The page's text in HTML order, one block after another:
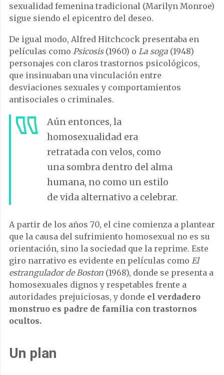
sexualidad femenina tradicional (Marilyn Monroe)
sigue siendo el epicentro del deseo.
De igual modo, Alfred Hitchcock presentaba en
películas como Psicosis(1960) o La soga (1948)
personajes con claros trastornos psicológicos,
que insinuaban una vinculación entre
desviaciones sexuales y comportamientos
antisociales o criminales.
Aún entonces, la
homosexualidad era
retratada con velos, como
una sombra dentro del alma
humana, no como un estilo
de vida alternativo a celebrar.
A partir de los años 70, el cine comienza a plantear
que la causa del sufrimiento homosexual no es su
orientación, sino la sociedad que la reprime. Este
giro narrativo es evidente en películas como El
estrangulador de Boston (1968), donde se presenta a
homosexuales dignos y respetables frente a
autoridades prejuiciosas, y donde el verdadero
monstruo es padre de familia con trastornos
ocultos.
Un plan